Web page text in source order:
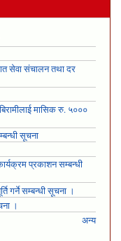
सेवा संचालन तथा दर
मासिक रु. ५०००
सूचना
प्रकाशन सम्बन्धी
गर्ने सम्बन्धी सूचना ।
।
अन्य